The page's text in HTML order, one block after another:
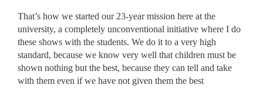
That’s how we started our 23-year mission here at the
university, a completely unconventional initiative where I do
these shows with the students. We do it to a very high
standard, because we know very well that children must be
shown nothing but the best, because they can tell and take
with them even if we have not given them the best